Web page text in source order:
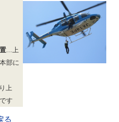
...上
部に
上
す
る